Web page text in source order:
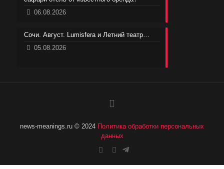
06.08.2026
Сочи. Август. Lumisfera и Летний театр…
05.08.2026
news-meanings.ru © 2024 Политика обработки персональных
данных